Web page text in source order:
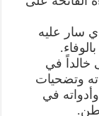
سار عليه
خالداً في
وتضحيات
في